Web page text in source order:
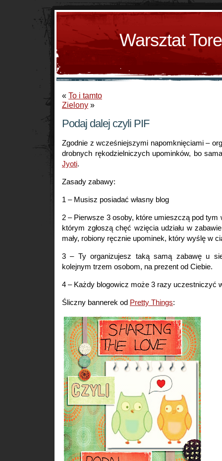
Warsztat
« To i tamto
Zielony »
Podaj dalej czyli PIF
Zgodnie z wcześniejszymi napomknięciami –
drobnych rękodzielniczych upominków, bo
Jyoti.
Zasady zabawy:
1 – Musisz posiadać własny blog
2 – Pierwsze 3 osoby, które umieszczą pod tym
którym zgłoszą chęć wzięcia udziału w
mały, robiony ręcznie upominek, który wyślę w
3 – Ty organizujesz taką samą zabawę u
kolejnym trzem osobom, na prezent od Ciebie.
4 – Każdy blogowicz może 3 razy uczestniczyć
Śliczny bannerek od Pretty Things: